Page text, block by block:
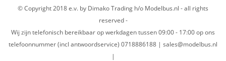
© Copyright 2018 e.v. by Dimako Trading h/o Modelbus.nl - all rights
reserved -
Wij zijn telefonisch bereikbaar op werkdagen tussen 09:00 - 17:00 op ons
telefoonnummer (incl antwoordservice) 0718886188 | sales@modelbus.nl
|